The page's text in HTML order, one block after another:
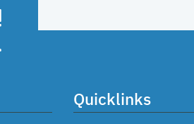
Quicklinks